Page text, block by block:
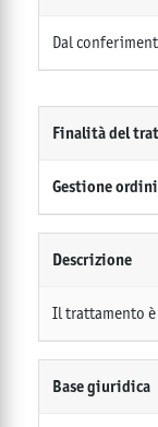
Dal
Finalità del
Gestione
Descrizione
Il trattamento
Base giuridica